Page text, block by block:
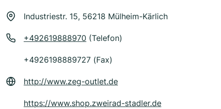
Industriestr. 15, 56218 Mülheim-Kärlich
+492619888970 (Telefon)
+4926198889727 (Fax)
http://www.zeg-outlet.de
https://www.shop.zweirad-stadler.de